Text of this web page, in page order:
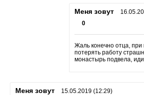
Меня зовут
0
Жаль конечно отца,
потерять работу
монастырь подвела,
Меня зовут
15.05.2019 (12:29)